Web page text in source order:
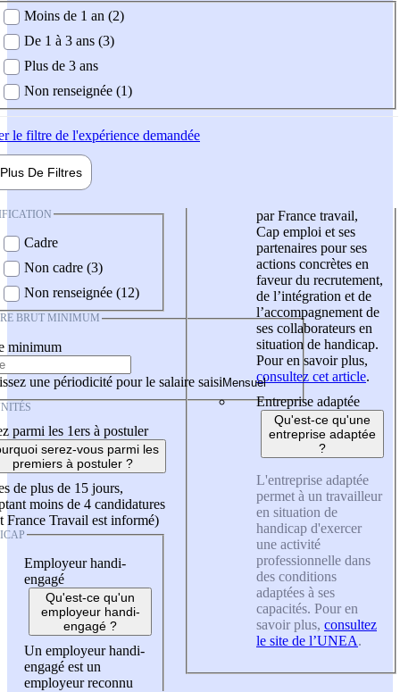
demandée
Moins de 1 an (2)
De 1 à 3 ans (3)
Plus de 3 ans
Non renseignée (1)
le filtre de l'expérience demandée
Plus De Filtres
Cadre
Non cadre (3)
Non renseignée (12)
BRUT MINIMUM
minimum
une périodicité pour le salaire saisi
parmi les 1ers à postuler
serez-vous parmi les
premiers à postuler ?
de plus de 15 jours,
moins de 4 candidatures
France Travail est informé)
Employeur handi-
engagé
Qu'est-ce qu'un
employeur handi-
engagé ?
Un employeur handi-
engagé est un
employeur reconnu
par France travail,
Cap emploi et ses
partenaires pour ses
actions concrètes en
faveur du recrutement,
de l’intégration et de
l’accompagnement de
ses collaborateurs en
situation de handicap.
Pour en savoir plus,
consultez cet article.
Entreprise adaptée
Qu'est-ce qu'une
entreprise adaptée
?
L'entreprise adaptée
permet à un travailleur
en situation de
handicap d'exercer
une activité
professionnelle dans
des conditions
adaptées à ses
capacités. Pour en
savoir plus, consultez
le site de l’UNEA.